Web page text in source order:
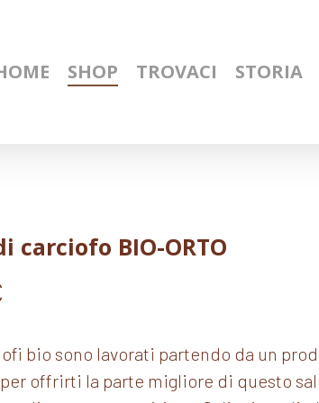
SHOP TROVACI STORIA
carciofo BIO-ORTO
bio sono lavorati partendo da un
offrirti la parte migliore di questo